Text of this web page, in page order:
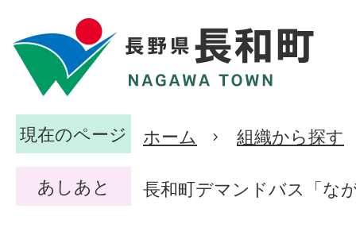
現在のページ ホーム 組織から探す
あしあと 長和町デマンドバス「な